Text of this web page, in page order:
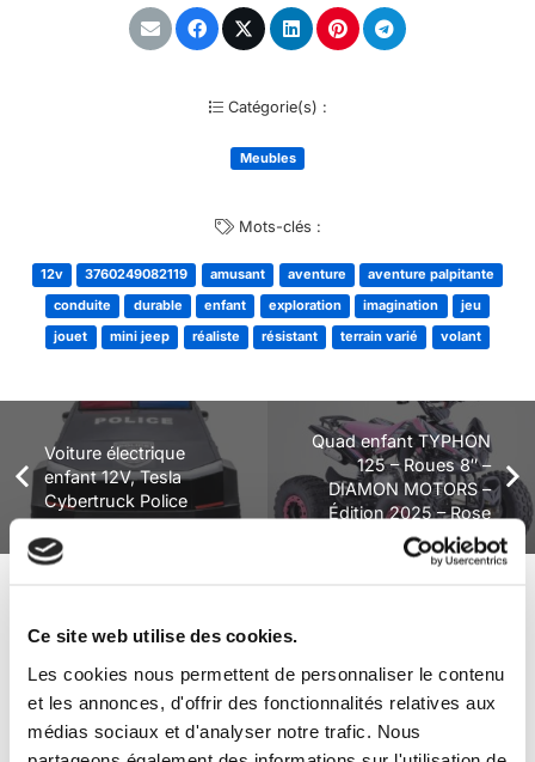
Ce site web utilise des cookies.
Les cookies nous permettent de personnaliser le contenu
et les annonces, d'offrir des fonctionnalités relatives aux
médias sociaux et d'analyser notre trafic. Nous
Catégorie(s) :
Meubles
Mots-clés :
12v 3760249082119 amusant aventure
aventure palpitante
conduite
durable enfant exploration imagination
jeu
jouet
mini jeep réaliste résistant terrain varié volant
Voiture électrique
enfant 12V, Tesla
Cybertruck Police
Quad enfant TYPHON
125 – Roues 8″ –
DIAMON MOTORS –
Édition 2025 – Rose
Véhicules complets